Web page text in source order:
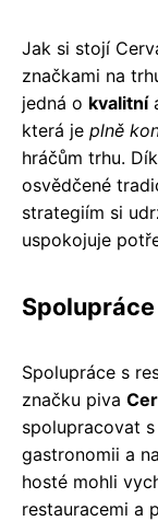
Jak si stojí
značkami na
jedná o kvalitní
která je plně
hráčům trhu.
osvědčené
strategiím si
uspokojuje
Spolupráce s
značku piva
spolupracovat
gastronomii a
hosté mohli
restauracemi a